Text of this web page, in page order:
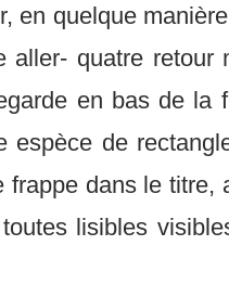
en quelque
aller- quatre retour
en bas de la
espèce de
frappe dans le
lisibles